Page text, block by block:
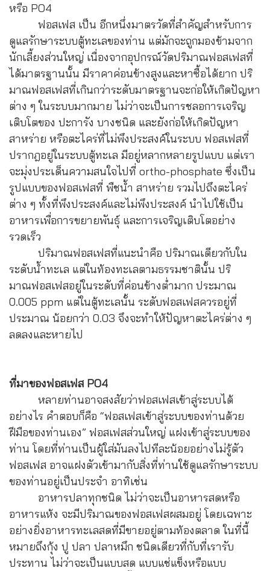
หรือ PO4
ฟอสเฟส เป็น อีกหนึ่งมาตรวัดที่สำคัญสำหรับการ
ดูแลรักษาระบบตู้ทะเลของท่าน แต่มักจะถูกมองข้ามจาก
นักเลี้ยงส่วนใหญ่ เนื่องจากอุปกรณ์วัดปริมาณฟอสเฟสที่
ได้มาตรฐานนั้น มีราคาค่อนข้างสูงและหาซื้อได้ยาก ปริ
มาณฟอสเฟสที่เกินกว่าระดับมาตรฐานจะก่อให้เกิดปัญหา
ต่าง ๆ ในระบบมากมาย ไม่ว่าจะเป็นการชลอการเจริญ
เติบโตของ ปะการัง บางชนิด และยังก่อให้เกิดปัญหา
สาหร่าย หรือตะไคร่ที่ไม่พึงประสงค์ในระบบ ฟอสเฟสที่
ปรากฎอยู่ในระบบตู้ทะเล มีอยู่หลากหลายรูปแบบ แต่เรา
จะมุ่งประเด็นความสนใจไปที่ ortho-phosphate ซึ่งเป็น
รูปแบบของฟอสเฟสที่ พืชน้ำ สาหร่าย รวมไปถึงตะไคร่
ต่าง ๆ ทั้งที่พึงประสงค์และไม่พึงประสงค์ นำไปใช้เป็น
อาหารเพื่อการขยายพันธุ์ และการเจริญเติบโตอย่าง
รวดเร็ว
ปริมาณฟอสเฟสที่แนะนำคือ ปริมาณเดียวกับใน
ระดับน้ำทะเล แต่ในท้องทะเลตามธรรมชาตินั้น ปริ
มาณฟอสเฟสอยู่ในระดับที่ค่อนข้างต่ำมาก ประมาณ
0.005 ppm แต่ในตู้ทะเลนั้น ระดับฟอสเฟสควรอยู่ที่
ประมาณ น้อยกว่า 0.03 จึงจะทำให้ปัญหาตะไคร่ต่าง ๆ
ลดลงและหายไป
ที่มาของฟอสเฟส PO4
หลายท่านอาจสงสัยว่าฟอสเฟสเข้าสู่ระบบได้
อย่างไร คำตอบก็คือ “ฟอสเฟสเข้าสู่ระบบของท่านด้วย
ฝีมือของท่านเอง” ฟอสเฟสส่วนใหญ่ แฝงเข้าสู่ระบบของ
ท่าน โดยที่ท่านเป็นผู้ใส่มันลงไปทีละน้อยอย่างไม่รู้ตัว
ฟอสเฟส อาจแฝงตัวเข้ามากับสิ่งที่ท่านใช้ดูแลรักษาระบบ
ของท่านอยู่เป็นประจำ อาทิเช่น
อาหารปลาทุกชนิด ไม่ว่าจะเป็นอาหารสดหรือ
อาหารแห้ง จะมีปริมาณของฟอสเฟสผสมอยู่ โดยเฉพาะ
อย่างยิ่งอาหารทะเลสดที่มีขายอยู่ตามท้องตลาด ในที่นี้
หมายถึงกุ้ง ปู ปลา ปลาหมึก ชนิดเดียวที่กับที่เรารับ
ประทาน ไม่ว่าจะเป็นแบบสด แบบแช่แข็งหรือแบบ